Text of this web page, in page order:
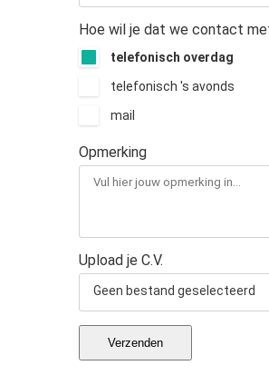
Hoe wil je dat we contact
telefonisch overdag
telefonisch 's avonds
mail
Opmerking
Upload je C.V.
Geen bestand geselecteerd
Verzenden